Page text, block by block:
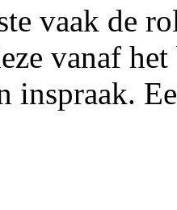
vaak de
vanaf
inspraak.